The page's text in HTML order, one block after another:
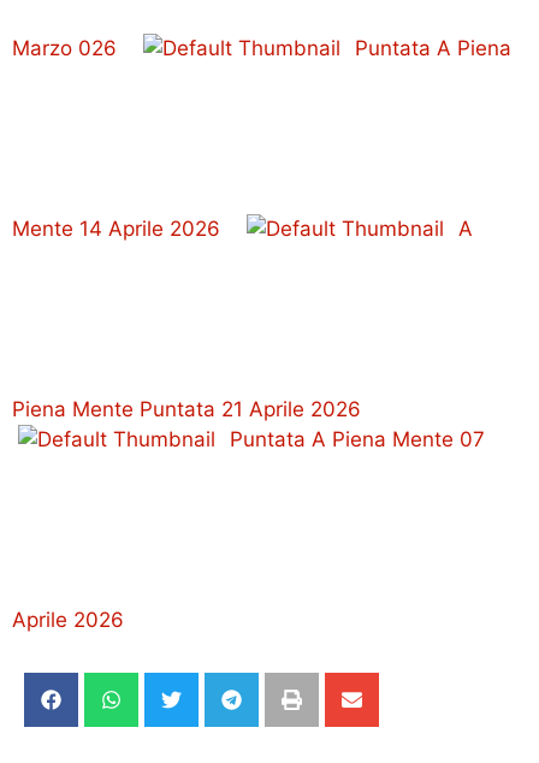
Marzo 026 Puntata A Piena
Mente 14 Aprile 2026 A
Piena Mente Puntata 21 Aprile 2026
Puntata A Piena Mente 07
Aprile 2026